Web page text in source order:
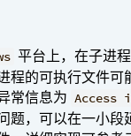
平台上，在子进
程的可执行文件可
常信息为 Access
题，可以在一小段